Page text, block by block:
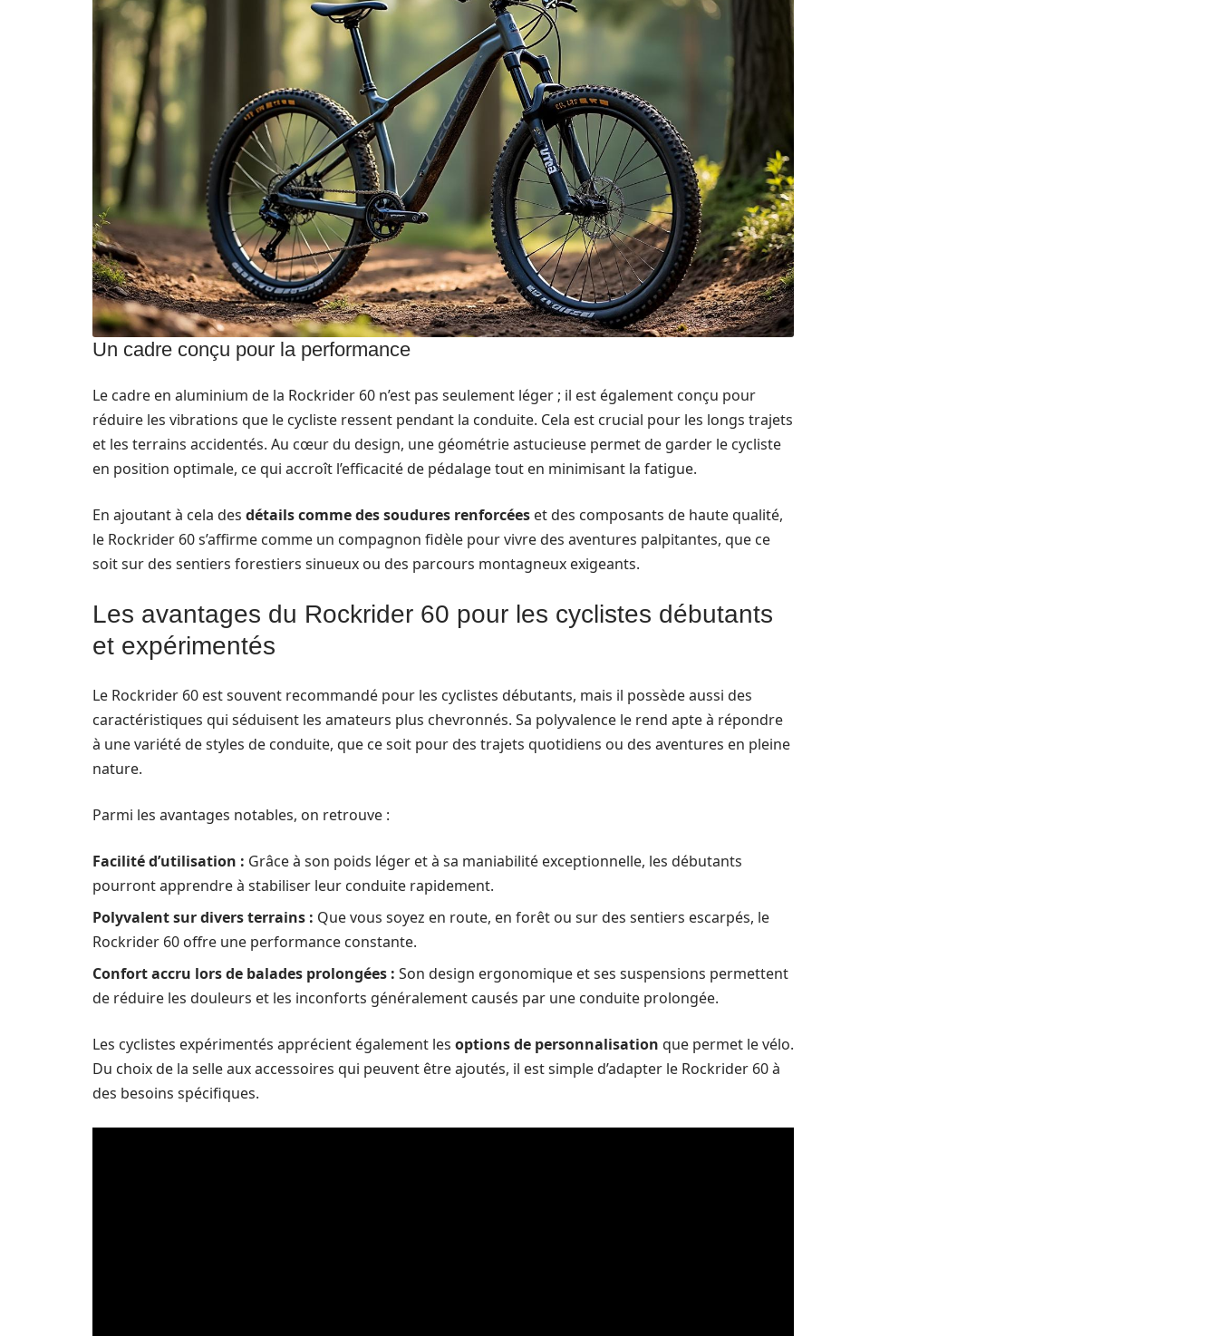
Un cadre conçu pour la performance
Le cadre en aluminium de la Rockrider 60 n’est pas seulement léger ; il est également conçu pour
réduire les vibrations que le cycliste ressent pendant la conduite. Cela est crucial pour les longs trajets
et les terrains accidentés. Au cœur du design, une géométrie astucieuse permet de garder le cycliste
en position optimale, ce qui accroît l’efficacité de pédalage tout en minimisant la fatigue.
En ajoutant à cela des détails comme des soudures renforcées et des composants de haute qualité,
le Rockrider 60 s’affirme comme un compagnon fidèle pour vivre des aventures palpitantes, que ce
soit sur des sentiers forestiers sinueux ou des parcours montagneux exigeants.
Les avantages du Rockrider 60 pour les cyclistes débutants
et expérimentés
Le Rockrider 60 est souvent recommandé pour les cyclistes débutants, mais il possède aussi des
caractéristiques qui séduisent les amateurs plus chevronnés. Sa polyvalence le rend apte à répondre
à une variété de styles de conduite, que ce soit pour des trajets quotidiens ou des aventures en pleine
nature.
Parmi les avantages notables, on retrouve :
Facilité d’utilisation : Grâce à son poids léger et à sa maniabilité exceptionnelle, les débutants
pourront apprendre à stabiliser leur conduite rapidement.
Polyvalent sur divers terrains : Que vous soyez en route, en forêt ou sur des sentiers escarpés, le
Rockrider 60 offre une performance constante.
Confort accru lors de balades prolongées : Son design ergonomique et ses suspensions permettent
de réduire les douleurs et les inconforts généralement causés par une conduite prolongée.
Les cyclistes expérimentés apprécient également les options de personnalisation que permet le vélo.
Du choix de la selle aux accessoires qui peuvent être ajoutés, il est simple d’adapter le Rockrider 60 à
des besoins spécifiques.